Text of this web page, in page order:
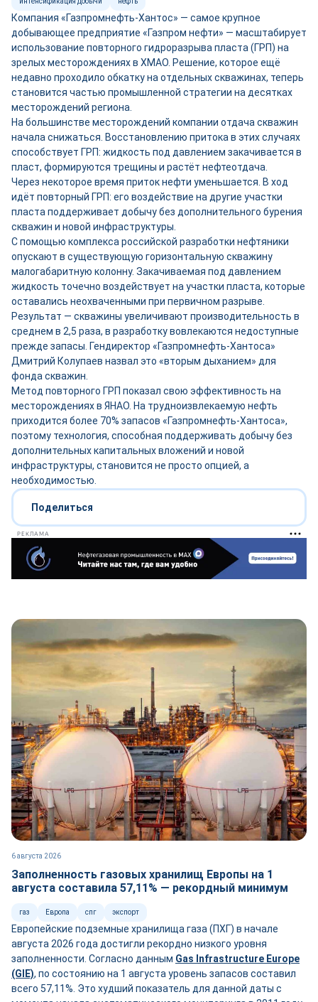
Компания «Газпромнефть-Хантос» — самое крупное
добывающее предприятие «Газпром нефти» — масштабирует
использование повторного гидроразрыва пласта (ГРП) на
зрелых месторождениях в ХМАО. Решение, которое ещё
недавно проходило обкатку на отдельных скважинах, теперь
становится частью промышленной стратегии на десятках
месторождений региона.
На большинстве месторождений компании отдача скважин
начала снижаться. Восстановлению притока в этих случаях
способствует ГРП: жидкость под давлением закачивается в
пласт, формируются трещины и растёт нефтеотдача.
Через некоторое время приток нефти уменьшается. В ход
идёт повторный ГРП: его воздействие на другие участки
пласта поддерживает добычу без дополнительного бурения
скважин и новой инфраструктуры.
С помощью комплекса российской разработки нефтяники
опускают в существующую горизонтальную скважину
малогабаритную колонну. Закачиваемая под давлением
жидкость точечно воздействует на участки пласта, которые
оставались неохваченными при первичном разрыве.
Результат — скважины увеличивают производительность в
среднем в 2,5 раза, в разработку вовлекаются недоступные
прежде запасы. Гендиректор «Газпромнефть-Хантоса»
Дмитрий Колупаев назвал это «вторым дыханием» для
фонда скважин.
Метод повторного ГРП показал свою эффективность на
месторождениях в ЯНАО. На трудноизвлекаемую нефть
приходится более 70% запасов «Газпромнефть-Хантоса»,
поэтому технология, способная поддерживать добычу без
дополнительных капитальных вложений и новой
инфраструктуры, становится не просто опцией, а
необходимостью.
Поделиться
РЕКЛАМА
6 августа 2026
Заполненность газовых хранилищ Европы на 1
августа составила 57,11% — рекордный минимум
газ Европа спг экспорт
Европейские подземные хранилища газа (ПХГ) в начале
августа 2026 года достигли рекордно низкого уровня
заполненности. Согласно данным Gas Infrastructure Europe
(GIE), по состоянию на 1 августа уровень запасов составил
всего 57,11%. Это худший показатель для данной даты с